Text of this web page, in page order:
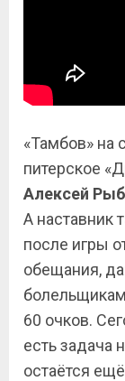
«Тамбов» на
питерское
Алексей
А наставник
после игры
обещания,
60 очков.
есть задача
остаётся